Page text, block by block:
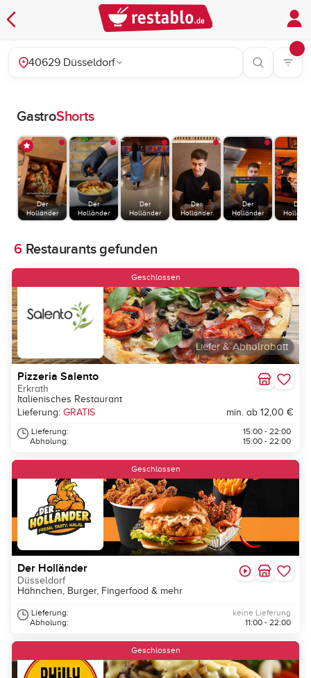
40629 Düsseldorf
GastroShorts
Der
Holländer
Der
Holländer
Der
Holländer
Der
Holländer
Der
Holländer
Der
6Restaurants gefunden
Liefer & Abholrabatt
Geschlossen
Pizzeria Salento
Erkrath
Italienisches Restaurant
Lieferung: GRATIS min. ab 12,00 €
Lieferung:
Abholung:
15:00 - 22:00
15:00 - 22:00
Geschlossen
Der Holländer
Düsseldorf
Hähnchen, Burger, Fingerfood & mehr
Lieferung:
Abholung:
keine Lieferung
11:00 - 22:00
Geschlossen